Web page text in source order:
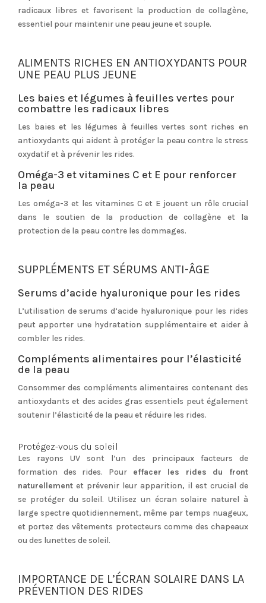
radicaux libres et favorisent la production de collagène,
essentiel pour maintenir une peau jeune et souple.
ALIMENTS RICHES EN ANTIOXYDANTS POUR
UNE PEAU PLUS JEUNE
Les baies et légumes à feuilles vertes pour
combattre les radicaux libres
Les baies et les légumes à feuilles vertes sont riches en
antioxydants qui aident à protéger la peau contre le stress
oxydatif et à prévenir les rides.
Oméga-3 et vitamines C et E pour renforcer
la peau
Les oméga-3 et les vitamines C et E jouent un rôle crucial
dans le soutien de la production de collagène et la
protection de la peau contre les dommages.
SUPPLÉMENTS ET SÉRUMS ANTI-ÂGE
Serums d’acide hyaluronique pour les rides
L’utilisation de serums d’acide hyaluronique pour les rides
peut apporter une hydratation supplémentaire et aider à
combler les rides.
Compléments alimentaires pour l’élasticité
de la peau
Consommer des compléments alimentaires contenant des
antioxydants et des acides gras essentiels peut également
soutenir l’élasticité de la peau et réduire les rides.
Protégez-vous du soleil
Les rayons UV sont l’un des principaux facteurs de
formation des rides. Pour effacer les rides du front
naturellement et prévenir leur apparition, il est crucial de
se protéger du soleil. Utilisez un écran solaire naturel à
large spectre quotidiennement, même par temps nuageux,
et portez des vêtements protecteurs comme des chapeaux
ou des lunettes de soleil.
IMPORTANCE DE L’ÉCRAN SOLAIRE DANS LA
PRÉVENTION DES RIDES